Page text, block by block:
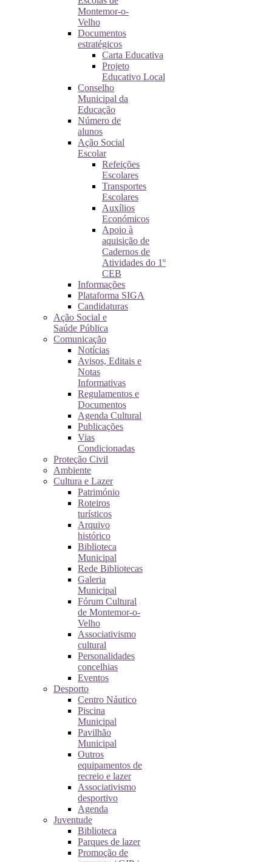
Montemor-o-
Velho
Documentos
estratégicos
Carta Educativa
Projeto
Educativo Local
Conselho
Municipal da
Educação
Número de
alunos
Ação Social
Escolar
Refeições
Escolares
Transportes
Escolares
Auxílios
Económicos
Apoio à
aquisição de
Cadernos de
Atividades do 1º
CEB
Informações
Plataforma SIGA
Candidaturas
Ação Social e
Saúde Pública
Comunicação
Notícias
Avisos, Editais e
Notas
Informativas
Regulamentos e
Documentos
Agenda Cultural
Publicações
Vias
Condicionadas
Proteção Civil
Ambiente
Cultura e Lazer
Património
Roteiros
turísticos
Arquivo
histórico
Biblioteca
Municipal
Rede Bibliotecas
Galeria
Municipal
Fórum Cultural
de Montemor-o-
Velho
Associativismo
cultural
Personalidades
concelhias
Eventos
Desporto
Centro Náutico
Piscina
Municipal
Pavilhão
Municipal
Outros
equipamentos de
recreio e lazer
Associativismo
desportivo
Agenda
Juventude
Biblioteca
Parques de lazer
Promoção de